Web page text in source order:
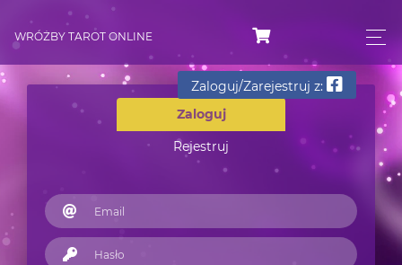
WRÓŻBY TAROT ONLINE
Zaloguj
Rejestruj
Zaloguj/Zarejestruj z: